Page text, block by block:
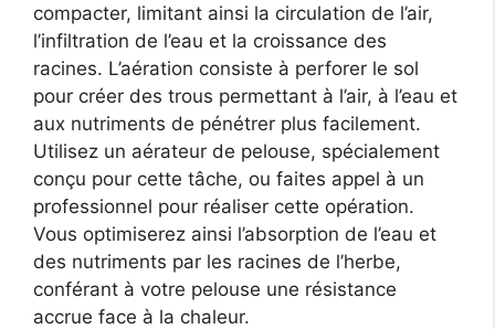
compacter, limitant ainsi la circulation de l’air,
l’infiltration de l’eau et la croissance des
racines. L’aération consiste à perforer le sol
pour créer des trous permettant à l’air, à l’eau et
aux nutriments de pénétrer plus facilement.
Utilisez un aérateur de pelouse, spécialement
conçu pour cette tâche, ou faites appel à un
professionnel pour réaliser cette opération.
Vous optimiserez ainsi l’absorption de l’eau et
des nutriments par les racines de l’herbe,
conférant à votre pelouse une résistance
accrue face à la chaleur.